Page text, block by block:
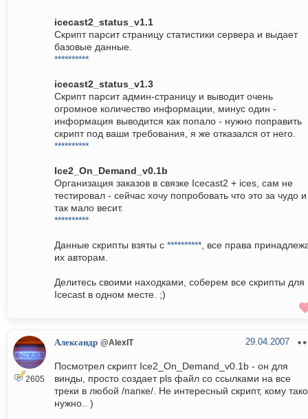
icecast2_status_v1.1
Скрипт парсит страницу статистики сервера и выдает
базовые данные.
**********
icecast2_status_v1.3
Скрипт парсит админ-страницу и выводит очень
огромное количество информации, минус один -
информация выводится как попало - нужно поправить
скрипт под ваши требования, я же отказался от него.
**********
Ice2_On_Demand_v0.1b
Организация заказов в связке Icecast2 + ices, сам не
тестировал - сейчас хочу попробовать что это за чудо и
так мало весит.
**********
Данные скрипты взяты с **********, все права
их авторам.
Делитесь своими находками, соберем все скрипты для
Icecast в одном месте. ;)
2605
Александр @AlexIT 29.04.2007
Посмотрел скрипт Ice2_On_Demand_v0.1b - он для
винды, просто создает pls файл со ссылками на все
треки в любой /папке/. Не интересный скрипт, кому
нужно.. )